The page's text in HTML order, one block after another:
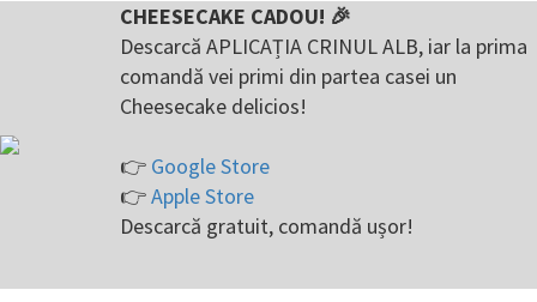
CHEESECAKE CADOU! 🎉
Descarcă APLICAȚIA CRINUL ALB, iar la prima
comandă vei primi din partea casei un
Cheesecake delicios!
👉 Google Store
👉Apple Store
Descarcă gratuit, comandă ușor!